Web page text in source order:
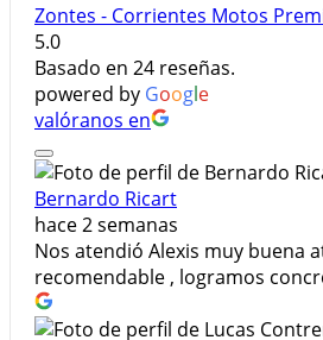
Zontes - Corrientes Motos
5.0
Basado en 24 reseñas.
powered by Google
valóranos en
Bernardo Ricart
hace 2 semanas
Nos atendió Alexis muy buena
recomendable , logramos